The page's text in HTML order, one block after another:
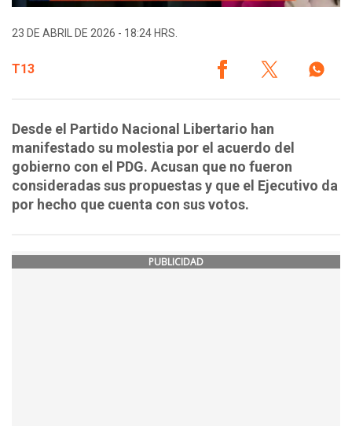
23 DE ABRIL DE 2026 - 18:24 HRS.
T13
Desde el Partido Nacional Libertario han
manifestado su molestia por el acuerdo del
gobierno con el PDG. Acusan que no fueron
consideradas sus propuestas y que el Ejecutivo da
por hecho que cuenta con sus votos.
PUBLICIDAD